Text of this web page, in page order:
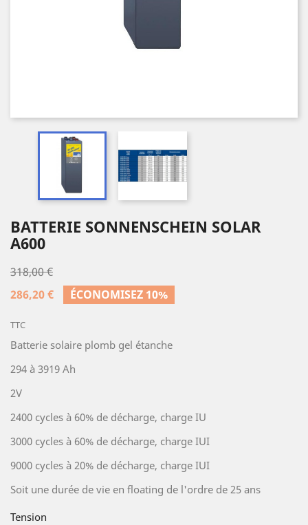
BATTERIE SONNENSCHEIN SOLAR
A600
318,00 €
286,20 €
ÉCONOMISEZ 10%
TTC
Batterie solaire plomb gel étanche
294 à 3919 Ah
2V
2400 cycles à 60% de décharge, charge IU
3000 cycles à 60% de décharge, charge IUI
9000 cycles à 20% de décharge, charge IUI
Soit une durée de vie en floating de l'ordre de 25 ans
Tension